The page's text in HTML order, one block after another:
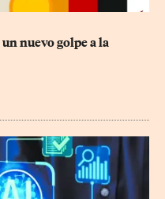
nuevo golpe a la